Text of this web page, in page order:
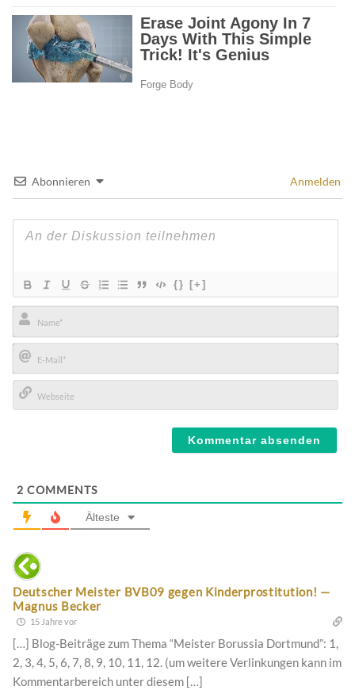
Abonnieren Anmelden
{} [+]
Name*
E-
Mail*
2 COMMENTS
Älteste
Deutscher Meister BVB09 gegen Kinderprostitution! —
Magnus Becker
15 Jahre vor
[…] Blog-Beiträge zum Thema “Meister Borussia Dortmund”: 1,
2, 3, 4, 5, 6, 7, 8, 9, 10, 11, 12. (um weitere Verlinkungen kann im
Kommentarbereich unter diesem […]